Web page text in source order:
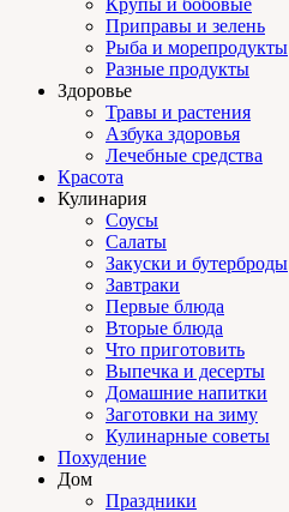
Крупы и бобовые
Приправы и зелень
Рыба и морепродукты
Разные продукты
Здоровье
Травы и растения
Азбука здоровья
Лечебные средства
Красота
Кулинария
Соусы
Салаты
Закуски и бутерброды
Завтраки
Первые блюда
Вторые блюда
Что приготовить
Выпечка и десерты
Домашние напитки
Заготовки на зиму
Кулинарные советы
Похудение
Дом
Праздники